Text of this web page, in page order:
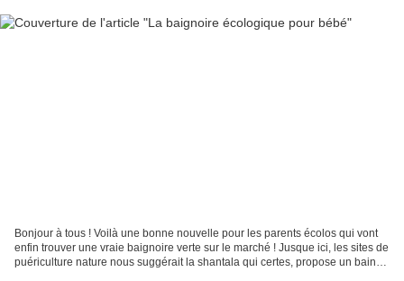
Bonjour à tous ! Voilà une bonne nouvelle pour les parents écolos qui vont
enfin trouver une vraie baignoire verte sur le marché ! Jusque ici, les sites de
puériculture nature nous suggérait la shantala qui certes, propose un bain